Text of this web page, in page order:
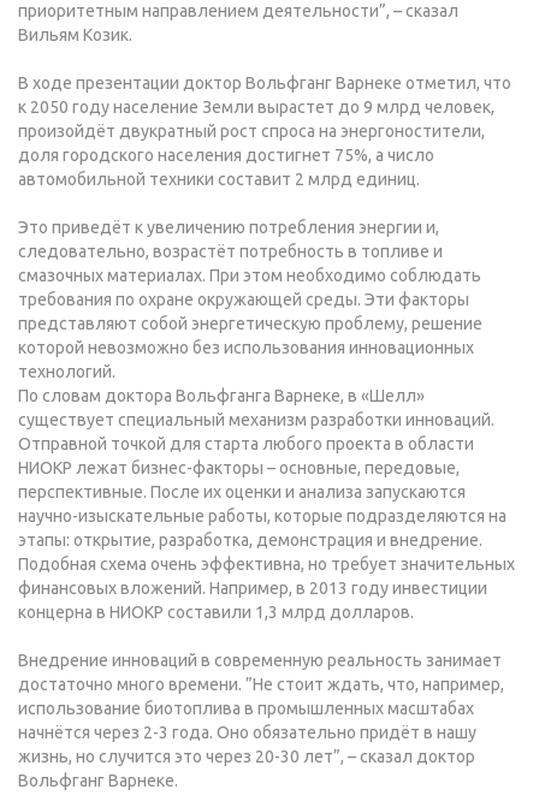
приоритетным направлением деятельности”, – сказал
Вильям Козик.
В ходе презентации доктор Вольфганг Варнеке отметил, что
к 2050 году население Земли вырастет до 9 млрд человек,
произойдёт двукратный рост спроса на энергоностители,
доля городского населения достигнет 75%, а число
автомобильной техники составит 2 млрд единиц.
Это приведёт к увеличению потребления энергии и,
следовательно, возрастёт потребность в топливе и
смазочных материалах. При этом необходимо соблюдать
требования по охране окружающей среды. Эти факторы
представляют собой энергетическую проблему, решение
которой невозможно без использования инновационных
технологий.
По словам доктора Вольфганга Варнеке, в «Шелл»
существует специальный механизм разработки инноваций.
Отправной точкой для старта любого проекта в области
НИОКР лежат бизнес-факторы – основные, передовые,
перспективные. После их оценки и анализа запускаются
научно-изыскательные работы, которые подразделяются на
этапы: открытие, разработка, демонстрация и внедрение.
Подобная схема очень эффективна, но требует значительных
финансовых вложений. Например, в 2013 году инвестиции
концерна в НИОКР составили 1,3 млрд долларов.
Внедрение инноваций в современную реальность занимает
достаточно много времени. ”Не стоит ждать, что, например,
использование биотоплива в промышленных масштабах
начнётся через 2-3 года. Оно обязательно придёт в нашу
жизнь, но случится это через 20-30 лет”, – сказал доктор
Вольфганг Варнеке.